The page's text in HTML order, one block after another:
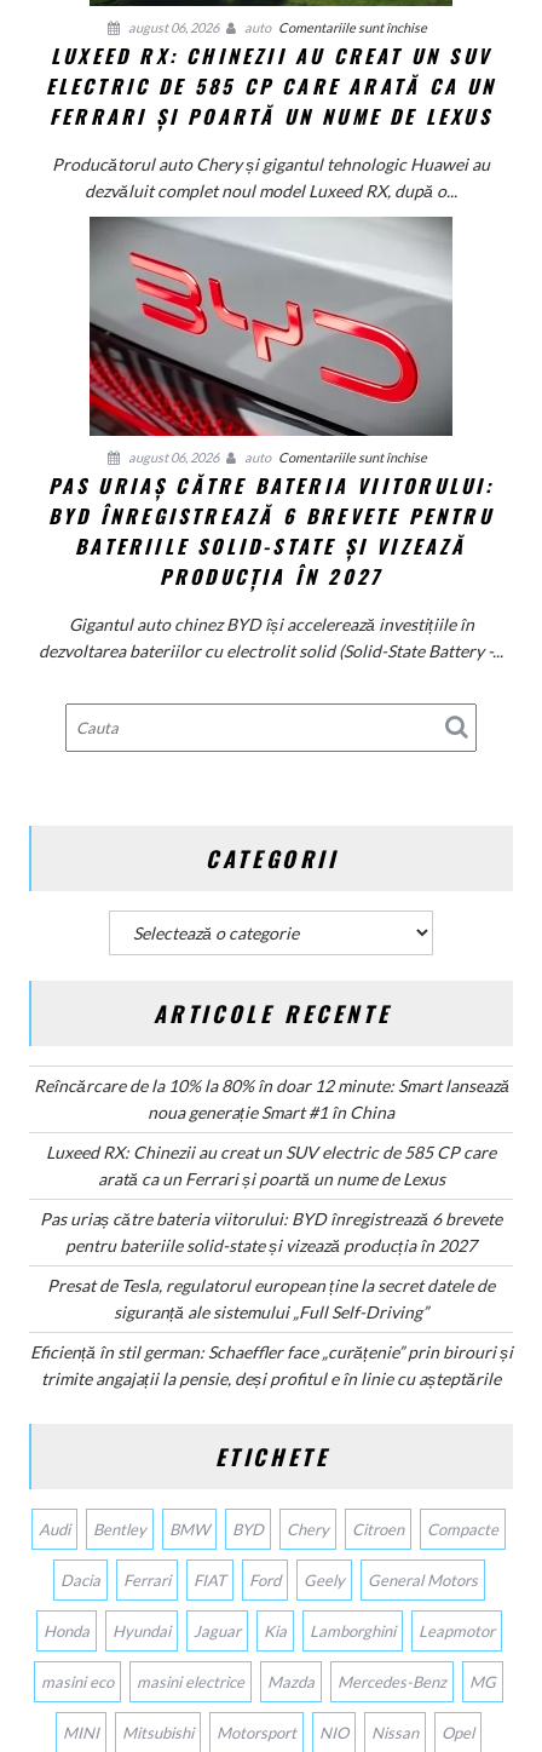
Smart
#1
în
China
august 06, 2026 auto Comentariile sunt închisepentru
Luxeed
RX:
Chinezii
creat
un
585
Ferrari
și
poartă
nume
LUXEED RX: CHINEZII AU CREAT UN SUV
ELECTRIC DE 585 CP CARE ARATĂ CA UN
FERRARI ȘI POARTĂ UN NUME DE LEXUS
Producătorul auto Chery și gigantul tehnologic Huawei au
dezvăluit complet noul model Luxeed RX, după o...
august 06, 2026 auto Comentariile sunt închisepentru
Pas
uriaș
către
BYD
înregistrează
pentru
bateriile
în
2027
PAS URIAȘ CĂTRE BATERIA VIITORULUI:
BYD ÎNREGISTREAZĂ 6 BREVETE PENTRU
BATERIILE SOLID-STATE ȘI VIZEAZĂ
PRODUCȚIA ÎN 2027
Gigantul auto chinez BYD își accelerează investițiile în
dezvoltarea bateriilor cu electrolit solid (Solid-State Battery -...
CATEGORII
Categorii
ARTICOLE RECENTE
Reîncărcare de la 10% la 80% în doar 12 minute: Smart lansează
noua generație Smart #1 în China
Luxeed RX: Chinezii au creat un SUV electric de 585 CP care
arată ca un Ferrari și poartă un nume de Lexus
Pas uriaș către bateria viitorului: BYD înregistrează 6 brevete
pentru bateriile solid-state și vizează producția în 2027
Presat de Tesla, regulatorul european ține la secret datele de
siguranță ale sistemului „Full Self-Driving”
Eficiență în stil german: Schaeffler face „curățenie” prin birouri și
trimite angajații la pensie, deși profitul e în linie cu așteptările
ETICHETE
Audi Bentley BMW BYD Chery Citroen Compacte
Dacia Ferrari FIAT Ford Geely General Motors
Honda Hyundai Jaguar Kia Lamborghini Leapmotor
masini eco masini electrice Mazda Mercedes-Benz MG
MINI Mitsubishi Motorsport NIO Nissan Opel